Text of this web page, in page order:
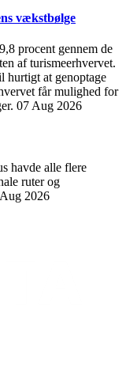
vækstbølge
procent gennem de
af turismeerhvervet.
hurtigt at genoptage
får mulighed for
07 Aug 2026
havde alle flere
ruter og
2026